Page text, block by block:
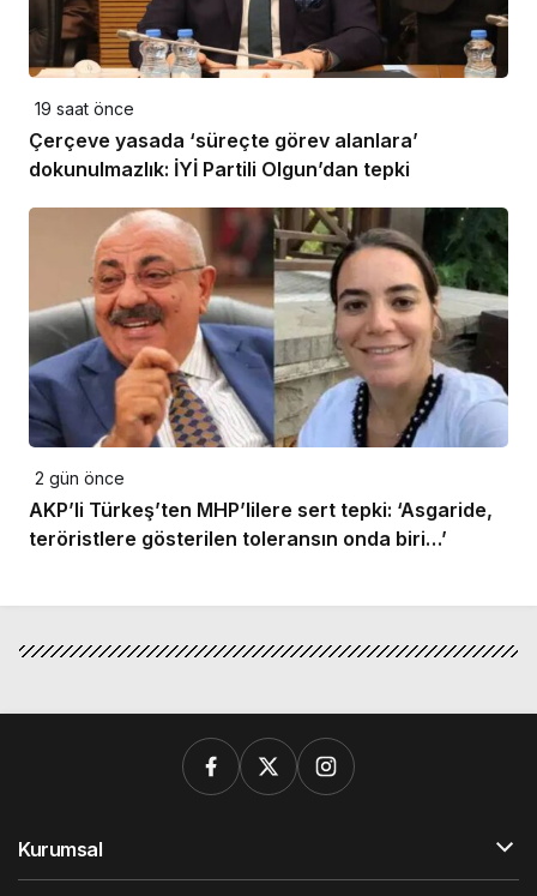
19 saat önce
Çerçeve yasada ‘süreçte görev alanlara’
dokunulmazlık: İYİ Partili Olgun’dan tepki
2 gün önce
AKP’li Türkeş’ten MHP’lilere sert tepki: ‘Asgaride,
teröristlere gösterilen toleransın onda biri…’
Kurumsal